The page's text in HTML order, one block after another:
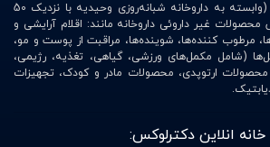
با امکاناتی منحصر به فرد (وابسته به داروخانه شبانه‌روزی وحیدیه با نزدیک 50
غیر داروئی داروخانه مانند: اقلام آرایشی و
مرطوب کننده‌ها، شوینده‌ها، مراقبت از پوست و مو،
(شامل مکمل‌های ورزشی، گیاهی، تغذیه، رژیمی،
ارتوپدی، محصولات مادر و کودک، تجهیزات
انلاین دکترلوکس: